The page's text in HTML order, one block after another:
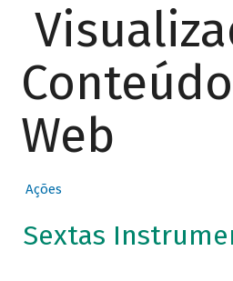
Web
Ações
Sextas